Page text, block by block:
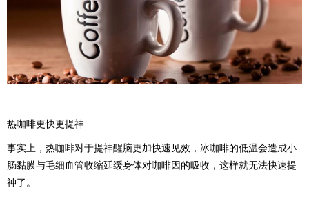
热咖啡更快更提神
事实上，热咖啡对于提神醒脑更加快速见效，冰咖啡的低温会造成小
肠黏膜与毛细血管收缩延缓身体对咖啡因的吸收，这样就无法快速提
神了。